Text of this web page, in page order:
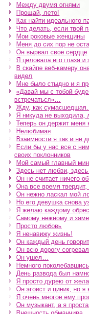
Между двумя огнями
Прощай, лето!
Как найти идеального
Что делать, если твой
Мои роковые женщины
Меня до сих пор не
Он вырвал свое сердце
Я целовала его глаза и
В скайпе веб-камеру
видел
Мне было стыдно и я
«Давай мы с тобой
встречаться»…
Жду, как
Я никуда не выходила,
Теперь он держит меня
Нелюбимая
Взаимности я так и не
Если бы у нас все с
своих поклонников
Мой самый главный
Здесь нет любви, здесь
Он не считает ничего
Она все время
Он нежно ласкал мой
Но его девушка снова
Я желаю каждому
Самому нежному и
Просто любовь
Я ненавижу жизнь!
Он каждый день
Он всю дорогу
Он ушел…
Немного
День развода был
Я просто дурею от
Он эгоист и циник, но
Я очень многое ему
Он музыкант, а я